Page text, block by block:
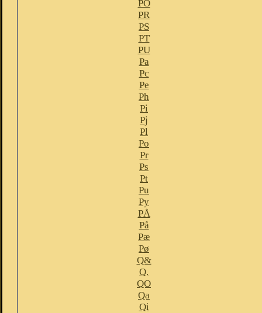
PO
PR
PS
PT
PU
Pa
Pc
Pe
Ph
Pi
Pj
Pl
Po
Pr
Ps
Pt
Pu
Py
PÅ
På
Pæ
Pø
Q&
Q.
QO
Qa
Qi